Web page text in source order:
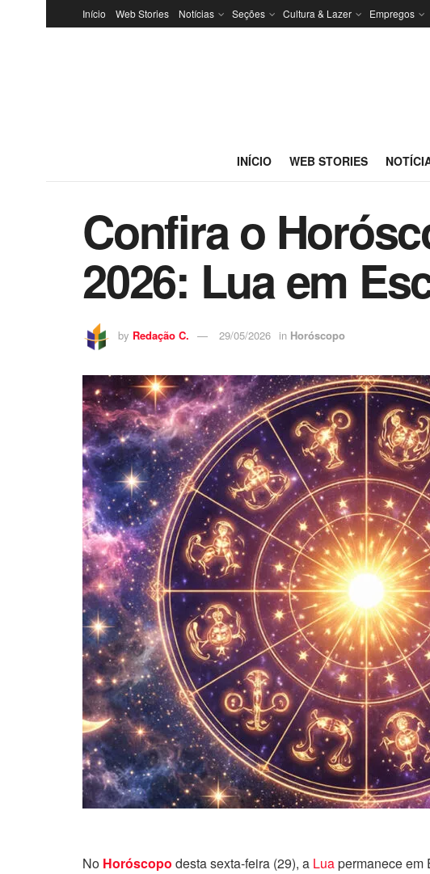
Início Web Stories Notícias Seções Cultura & Lazer Empregos
INÍCIO WEB STORIES
Confira o
2026: Lua em
by Redação C. 29/05/2026 in Horóscopo
No Horóscopo desta sexta-feira (29), a Luapermanece em